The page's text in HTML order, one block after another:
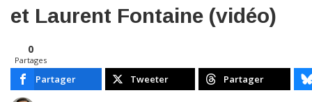
et Laurent Fontaine (vidéo)
0
Partages
Partager Tweeter Partager